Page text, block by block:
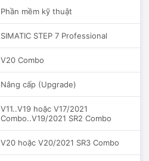
Phần mềm kỹ thuật
SIMATIC STEP 7 Professional
V20 Combo
Nâng cấp (Upgrade)
V11..V19 hoặc V17/2021
Combo..V19/2021 SR2 Combo
V20 hoặc V20/2021 SR3 Combo